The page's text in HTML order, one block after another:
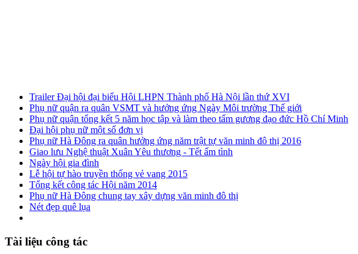
Trailer Đại hội đại biểu Hội LHPN Thành phố Hà Nội lần thứ XVI
Phụ nữ quận ra quân VSMT và hưởng ứng Ngày Môi trường Thế giới
Phụ nữ quận tổng kết 5 năm học tập và làm theo tấm gương đạo đức Hồ Chí Minh
Đại hội phụ nữ một số đơn vị
Phụ nữ Hà Đông ra quân hưởng ứng năm trật tự văn minh đô thị 2016
Giao lưu Nghệ thuật Xuân Yêu thương - Tết ấm tình
Ngày hội gia đình
Lễ hội tự hào truyền thống vẻ vang 2015
Tổng kết công tác Hội năm 2014
Phụ nữ Hà Đông chung tay xây dựng văn minh đô thị
Nét đẹp quê lụa
Tài liệu công tác